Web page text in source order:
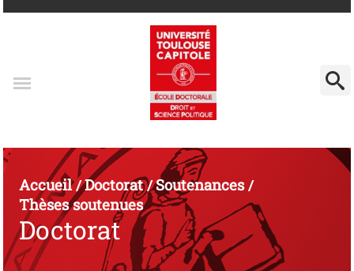
Accueil/Doctorat/Soutenances/
Thèses soutenues
Doctorat